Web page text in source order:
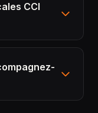
CCI